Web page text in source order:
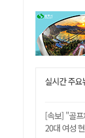
실시간 주요
[속보] "골
20대 여성